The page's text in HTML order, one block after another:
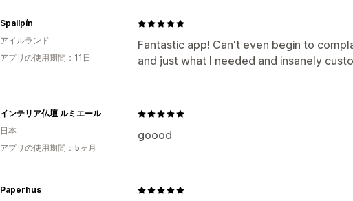
Fantastic app! Can't even begin to
and just what I needed and insanely
Spailpín
アイルランド
アプリの使用期間：11日
goood
インテリア仏壇 ルミエール
日本
アプリの使用期間：5ヶ月
Paperhus